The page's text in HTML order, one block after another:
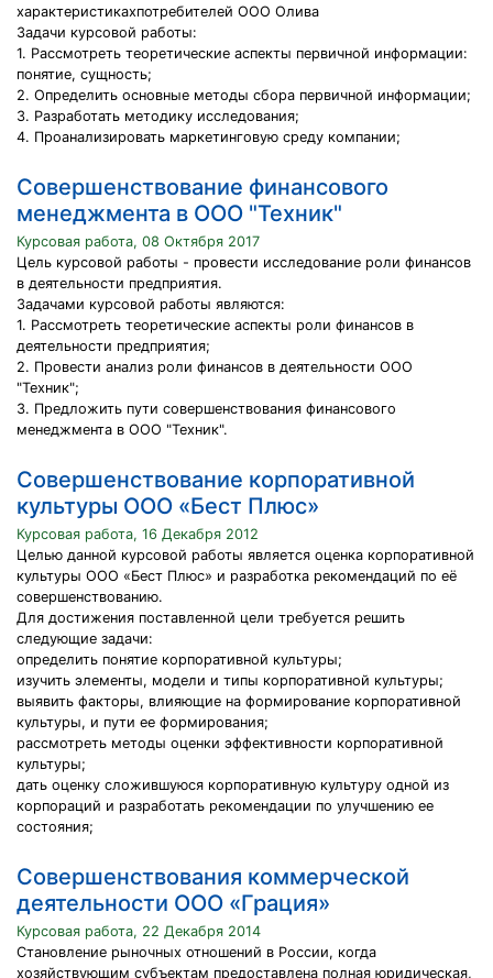
характеристикахпотребителей ООО Олива
Задачи курсовой работы:
1. Рассмотреть теоретические аспекты первичной информации:
понятие, сущность;
2. Определить основные методы сбора первичной информации;
3. Разработать методику исследования;
4. Проанализировать маркетинговую среду компании;
Совершенствование финансового
менеджмента в ООО "Техник"
Курсовая работа, 08 Октября 2017
Цель курсовой работы - провести исследование роли финансов
в деятельности предприятия.
Задачами курсовой работы являются:
1. Рассмотреть теоретические аспекты роли финансов в
деятельности предприятия;
2. Провести анализ роли финансов в деятельности ООО
"Техник";
3. Предложить пути совершенствования финансового
менеджмента в ООО "Техник".
Совершенствование корпоративной
культуры ООО «Бест Плюс»
Курсовая работа, 16 Декабря 2012
Целью данной курсовой работы является оценка корпоративной
культуры ООО «Бест Плюс» и разработка рекомендаций по её
совершенствованию.
Для достижения поставленной цели требуется решить
следующие задачи:
определить понятие корпоративной культуры;
изучить элементы, модели и типы корпоративной культуры;
выявить факторы, влияющие на формирование корпоративной
культуры, и пути ее формирования;
рассмотреть методы оценки эффективности корпоративной
культуры;
дать оценку сложившуюся корпоративную культуру одной из
корпораций и разработать рекомендации по улучшению ее
состояния;
Совершенствования коммерческой
деятельности ООО «Грация»
Курсовая работа, 22 Декабря 2014
Становление рыночных отношений в России, когда
хозяйствующим субъектам предоставлена полная юридическая,